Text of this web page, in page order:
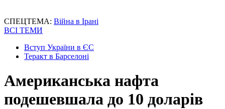
СПЕЦТЕМА: Війна в Ірані
ВСІ ТЕМИ
Вступ України в ЄС
Теракт в Барселоні
Американська нафта
подешевшала до 10 доларів